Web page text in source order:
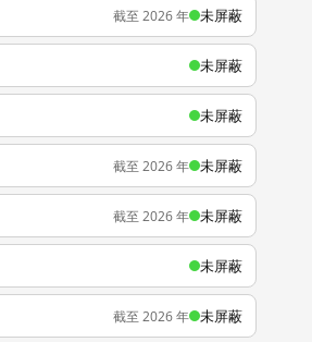
截至 2026 年 未屏蔽
未屏蔽
未屏蔽
截至 2026 年 未屏蔽
截至 2026 年 未屏蔽
未屏蔽
截至 2026 年 未屏蔽